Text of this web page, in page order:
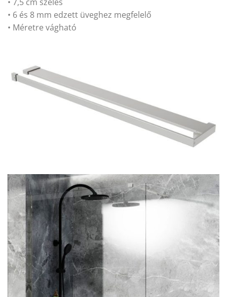
• 6 és 8 mm edzett üveghez megfelelő
• Méretre vágható